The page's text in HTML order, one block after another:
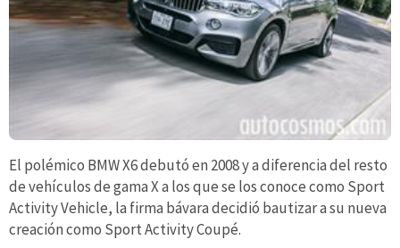
El polémico BMW X6 debutó en 2008 y a diferencia del resto
de vehículos de gama X a los que se los conoce como Sport
Activity Vehicle, la firma bávara decidió bautizar a su nueva
creación como Sport Activity Coupé.